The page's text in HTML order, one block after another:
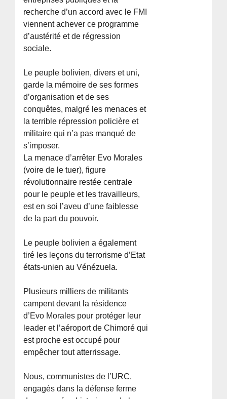
recherche d’un accord avec le FMI
viennent achever ce programme
d’austérité et de régression
sociale.
Le peuple bolivien, divers et uni,
garde la mémoire de ses formes
d’organisation et de ses
conquêtes, malgré les menaces et
la terrible répression policière et
militaire qui n’a pas manqué de
s’imposer.
La menace d’arrêter Evo Morales
(voire de le tuer), figure
révolutionnaire restée centrale
pour le peuple et les travailleurs,
est en soi l’aveu d’une faiblesse
de la part du pouvoir.
Le peuple bolivien a également
tiré les leçons du terrorisme d’Etat
états-unien au Vénézuela.
Plusieurs milliers de militants
campent devant la résidence
d’Evo Morales pour protéger leur
leader et l’aéroport de Chimoré qui
est proche est occupé pour
empêcher tout atterrissage.
Nous, communistes de l’URC,
engagés dans la défense ferme